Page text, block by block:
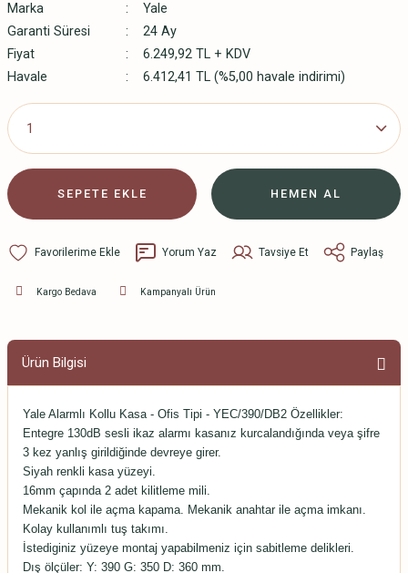
Marka
Yale
Garanti Süresi
24 Ay
Fiyat
6.249,92 TL + KDV
Havale
6.412,41 TL (%5,00 havale indirimi)
SEPETE EKLE HEMEN AL
Yorum Yaz Tavsiye Et Paylaş
Kargo Bedava Kampanyalı Ürün
Ürün Bilgisi
Yale Alarmlı Kollu Kasa - Ofis Tipi - YEC/390/DB2 Özellikler:
Entegre 130dB sesli ikaz alarmı kasanız kurcalandığında veya şifre
3 kez yanlış girildiğinde devreye girer.
Siyah renkli kasa yüzeyi.
16mm çapında 2 adet kilitleme mili.
Mekanik kol ile açma kapama. Mekanik anahtar ile açma imkanı.
Kolay kullanımlı tuş takımı.
İstediginiz yüzeye montaj yapabilmeniz için sabitleme delikleri.
Dış ölçüler: Y: 390 G: 350 D: 360 mm.